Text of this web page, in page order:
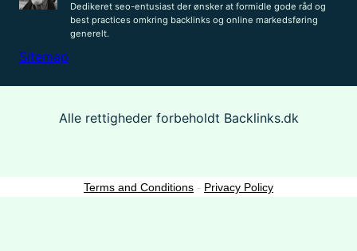
Dedikeret seo-entusiast der ønsker at formidle gode råd og
best practices omkring backlinks og online markedsføring
generelt.
Sitemap
Alle rettigheder forbeholdt Backlinks.dk
Terms and Conditions - Privacy Policy